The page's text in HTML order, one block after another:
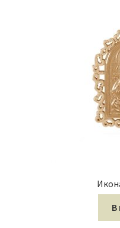
В